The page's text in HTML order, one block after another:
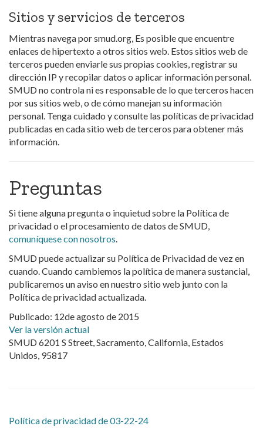
Sitios y servicios de terceros
Mientras navega por smud.org, Es posible que encuentre
enlaces de hipertexto a otros sitios web. Estos sitios web de
terceros pueden enviarle sus propias cookies, registrar su
dirección IP y recopilar datos o aplicar información personal.
SMUD no controla ni es responsable de lo que terceros hacen
por sus sitios web, o de cómo manejan su información
personal. Tenga cuidado y consulte las políticas de privacidad
publicadas en cada sitio web de terceros para obtener más
información.
Preguntas
Si tiene alguna pregunta o inquietud sobre la Política de
privacidad o el procesamiento de datos de SMUD,
comuníquese con nosotros.
SMUD puede actualizar su Política de Privacidad de vez en
cuando. Cuando cambiemos la política de manera sustancial,
publicaremos un aviso en nuestro sitio web junto con la
Política de privacidad actualizada.
Publicado: 12de agosto de 2015
Ver la versión actual
SMUD 6201 S Street, Sacramento, California, Estados
Unidos, 95817
Política de privacidad de 03-22-24